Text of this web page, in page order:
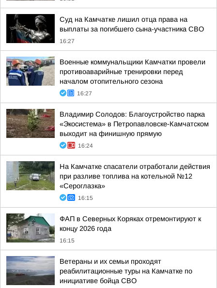
Суд на Камчатке лишил отца права на
выплаты за погибшего сына-участника СВО
16:27
Военные коммунальщики Камчатки провели
противоаварийные тренировки перед
началом отопительного сезона
16:27
Владимир Солодов: Благоустройство парка
«Экосистема» в Петропавловске-Камчатском
выходит на финишную прямую
16:24
На Камчатке спасатели отработали действия
при разливе топлива на котельной №12
«Сероглазка»
16:15
ФАП в Северных Коряках отремонтируют к
концу 2026 года
16:15
Ветераны и их семьи проходят
реабилитационные туры на Камчатке по
инициативе бойца СВО